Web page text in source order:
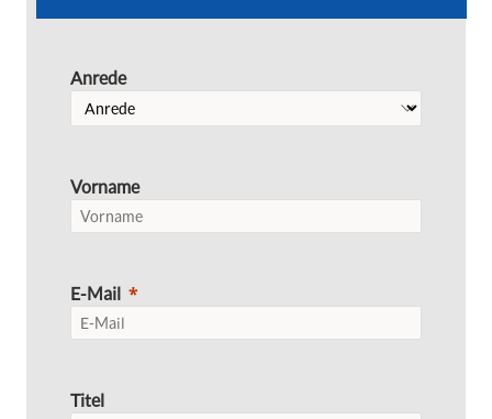
Anrede
Vorname
E-Mail
Titel